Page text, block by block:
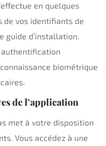
en quelques
de vos identifiants de
guide d’installation.
authentification
biométrique
de l’application
met à votre disposition
Vous accédez à une